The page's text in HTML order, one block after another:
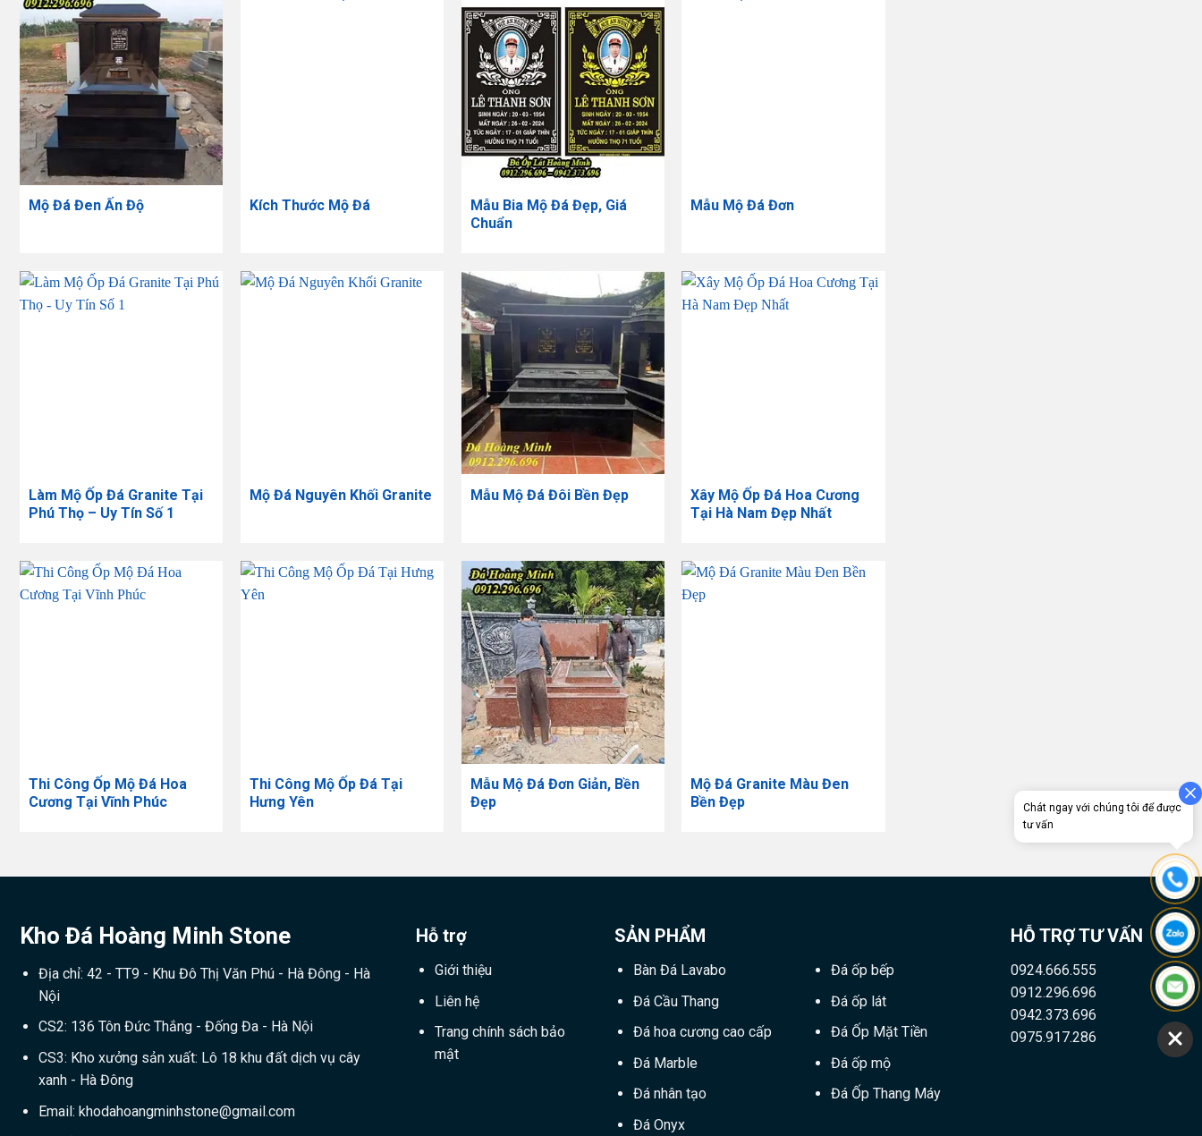
Mộ Đá Đen Ấn Độ Kích Thước Mộ Đá
Mẫu Bia Mộ Đá Đẹp, Giá
Chuẩn
Mẫu Mộ Đá Đơn
Làm Mộ Ốp Đá Granite Tại
Phú Thọ – Uy Tín Số 1
Mộ Đá Nguyên Khối Granite Mẫu Mộ Đá Đôi Bền Đẹp
Xây Mộ Ốp Đá Hoa Cương
Tại Hà Nam Đẹp Nhất
Thi Công Ốp Mộ Đá Hoa
Cương Tại Vĩnh Phúc
​Thi Công Mộ Ốp Đá Tại
Hưng Yên
Mẫu Mộ Đá Đơn Giản, Bền
Đẹp
Mộ Đá Granite Màu Đen
Bền Đẹp
Kho Đá Hoàng Minh Stone
Địa chỉ: 42 - TT9 - Khu Đô Thị Văn Phú - Hà Đông - Hà
Nội
CS2: 136 Tôn Đức Thắng - Đống Đa - Hà Nội
CS3: Kho xưởng sản xuất: Lô 18 khu đất dịch vụ cây
xanh - Hà Đông
Email: khodahoangminhstone@gmail.com
Hỗ trợ
Giới thiệu
Liên hệ
Trang chính sách bảo
mật
SẢN PHẨM
Bàn Đá Lavabo
Đá Cầu Thang
Đá hoa cương cao cấp
Đá Marble
Đá nhân tạo
Đá Onyx
Đá ốp bếp
Đá ốp lát
Đá Ốp Mặt Tiền
Đá ốp mộ
Đá Ốp Thang Máy
HỖ TRỢ TƯ VẤN
0924.666.555
0912.296.696
0942.373.696
0975.917.286
Chát ngay với chúng tôi để được
tư vấn